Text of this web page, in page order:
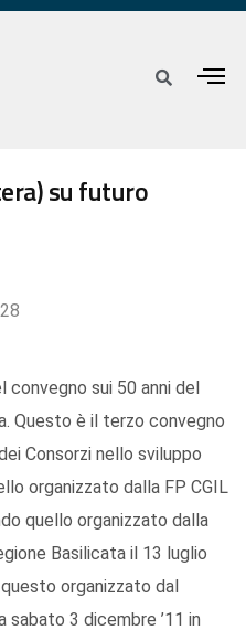
su futuro
convegno sui 50 anni del
Questo è il terzo convegno
Consorzi nello sviluppo
organizzato dalla FP CGIL
quello organizzato dalla
Basilicata il 13 luglio
organizzato dal
sabato 3 dicembre ’11 in